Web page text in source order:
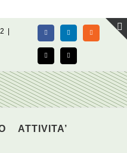
FacebookLinkedIn Rss
X Email
ATTIVITA’